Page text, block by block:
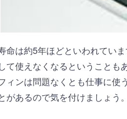
命は約5年ほどといわれてい
て使えなくなるということ
ィンは問題なくとも仕事に
があるので気を付けましょう。